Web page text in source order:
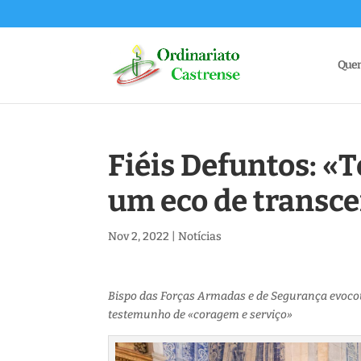
Fiéis Defuntos:
um eco de
Nov 2, 2022 |Notícias
Bispo das Forças Armadas e de Segurança
testemunho de «coragem e serviço»